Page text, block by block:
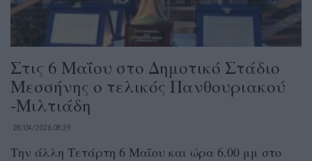
Στις 6 Μαΐου στο Δημοτικό Στάδιο
Μεσσήνης ο τελικός Πανθουριακού
-Μιλτιάδη
28/04/2026 08:39
Την άλλη Τετάρτη 6 Μαΐου και ώρα 6.00 μμ στο